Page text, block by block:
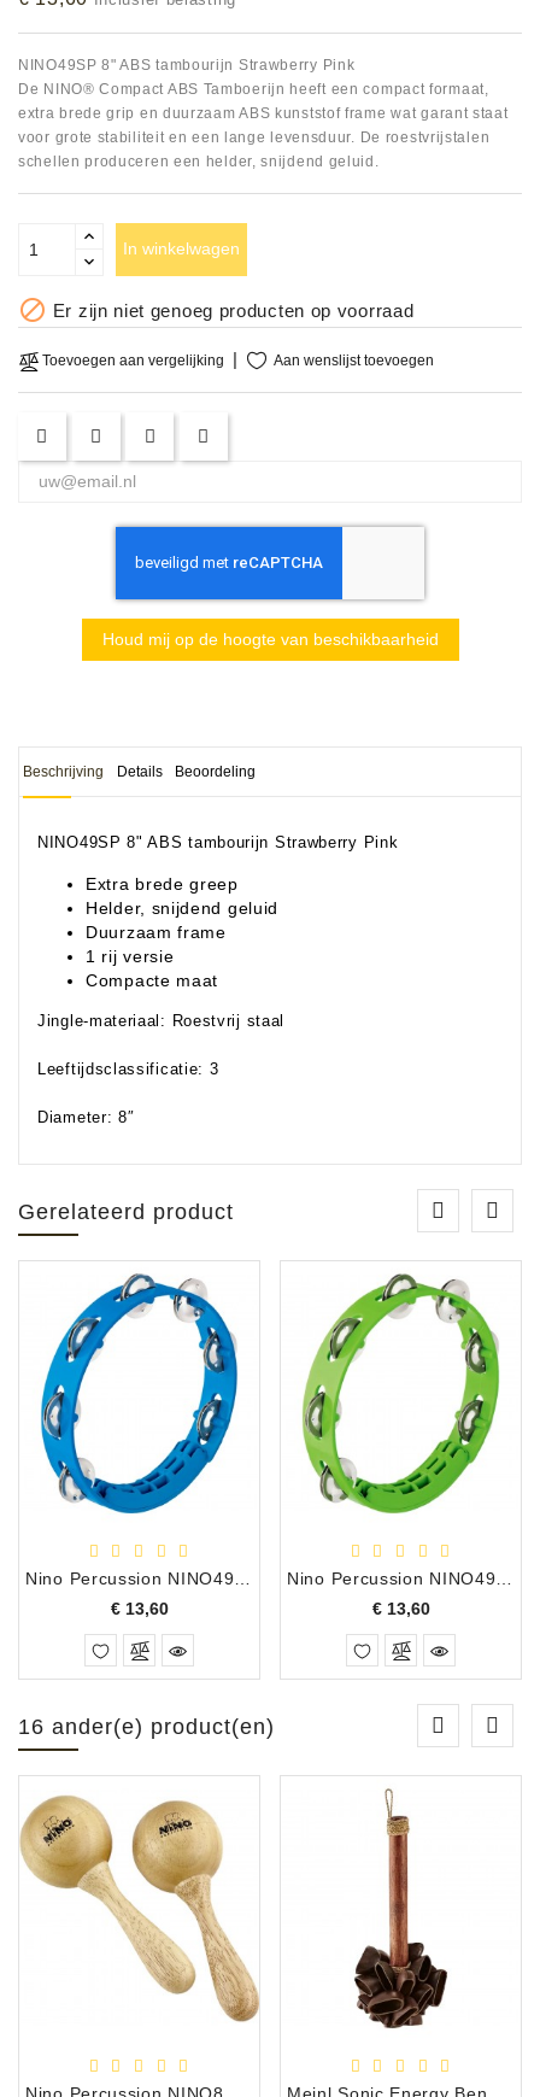
OPRUIMING
OCCASIONS
DEMONSTRATIES
VERHUUR,
SERVICE
NINO49SP 8" ABS tambourijn Strawberry Pink
De NINO® Compact ABS Tamboerijn heeft een compact formaat,
extra brede grip en duurzaam ABS kunststof frame wat garant staat
voor grote stabiliteit en een lange levensduur. De roestvrijstalen
schellen produceren een helder, snijdend geluid.
In winkelwagen
 Er zijn niet genoeg producten op voorraad
Toevoegen aan vergelijking Aan wenslijst toevoegen
Houd mij op de hoogte van beschikbaarheid
Beschrijving Details Beoordeling
NINO49SP 8" ABS tambourijn Strawberry Pink
Extra brede greep
Helder, snijdend geluid
Duurzaam frame
1 rij versie
Compacte maat
Jingle-materiaal: Roestvrij staal
Leeftijdsclassificatie: 3
Diameter: 8″
Gerelateerd product
€ 13,60Prijs
€ 13,60Prijs
16 ander(e) product(en)